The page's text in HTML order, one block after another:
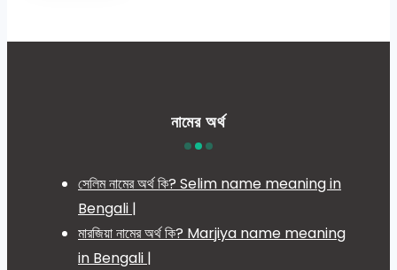
নামের অর্থ
সেলিম নামের অর্থ কি? Selim name meaning in
Bengali |
মারজিয়া নামের অর্থ কি? Marjiya name meaning
in Bengali |